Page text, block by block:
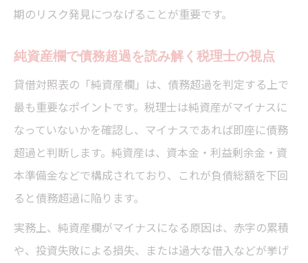
期のリスク発見につなげることが重要です。
純資産欄で債務超過を読み解く税理士の視点
貸借対照表の「純資産欄」は、債務超過を判定する上で
最も重要なポイントです。税理士は純資産がマイナスに
なっていないかを確認し、マイナスであれば即座に債務
超過と判断します。純資産は、資本金・利益剰余金・資
本準備金などで構成されており、これが負債総額を下回
ると債務超過に陥ります。
実務上、純資産欄がマイナスになる原因は、赤字の累積
や、投資失敗による損失、または過大な借入などが挙げ